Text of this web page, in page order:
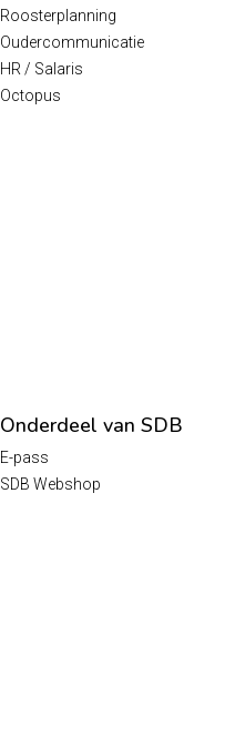
Roosterplanning
Oudercommunicatie
HR / Salaris
Octopus
Onderdeel van SDB
E-pass
SDB Webshop